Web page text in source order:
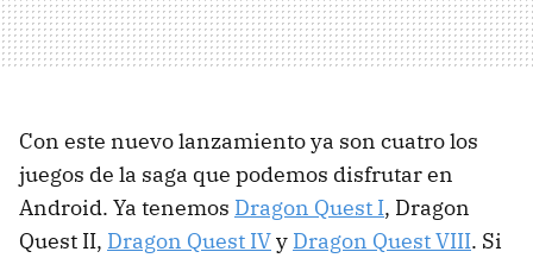
Con este nuevo lanzamiento ya son cuatro los
juegos de la saga que podemos disfrutar en
Android. Ya tenemos Dragon Quest I, Dragon
Quest II, Dragon Quest IVy Dragon Quest VIII. Si